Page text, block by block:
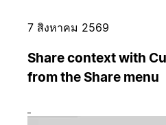
7 สิงหาคม 2569
Share context with
from the Share menu